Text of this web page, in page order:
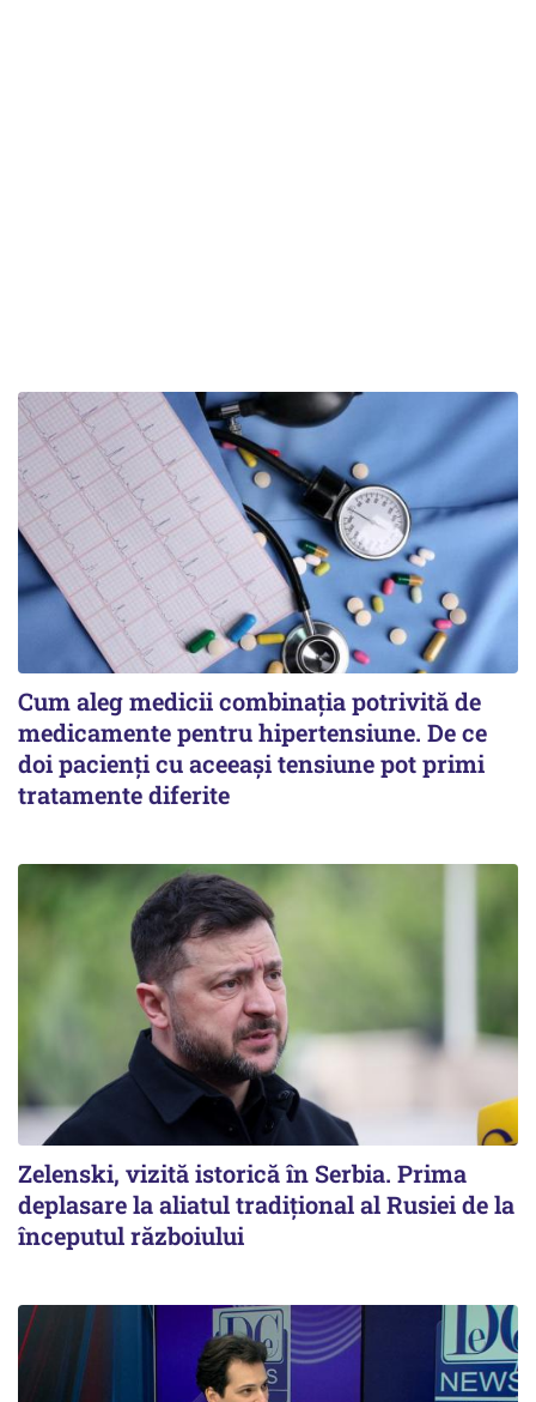
Cum aleg medicii combinația potrivită de
medicamente pentru hipertensiune. De ce
doi pacienți cu aceeași tensiune pot primi
tratamente diferite
Zelenski, vizită istorică în Serbia. Prima
deplasare la aliatul tradițional al Rusiei de la
începutul războiului